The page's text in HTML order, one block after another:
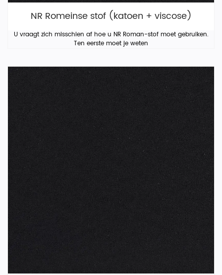
NR Romeinse stof (katoen + viscose)
U vraagt ​​zich misschien af ​​hoe u NR Roman-stof moet gebruiken.
Ten eerste moet je weten